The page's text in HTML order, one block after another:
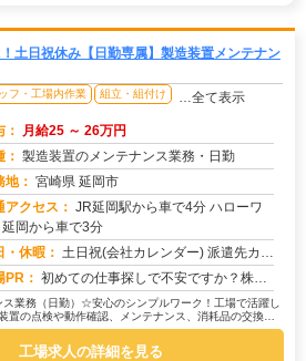
土日祝休み【日勤専属】製造装置メンテナン
フ・工場内作業 組立・組付け …全て表示
： 月給25 ～ 26万円
： 製造装置のメンテナンス業務・日勤
地： 宮崎県 延岡市
アクセス： JR延岡駅から車で4分 ハローワ
延岡から車で3分
・休暇： 土日祝(会社カレンダー) 派遣先カレンダーに準ずる（年数回土曜出勤有り）
PR： 初めての仕事探しで不安ですか？株式会社京栄センターなら安心です！☆初期費用0円で家具付き寮に入寮可能！→すぐに新し...
業務（日勤）☆安心のシンプルワーク！工場で活躍し
の点検や動作確認、メンテナンス、消耗品の交換な
...
工場求人の詳細を見る